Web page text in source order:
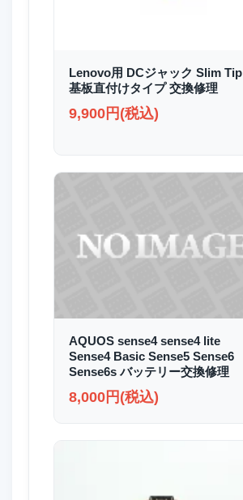
Lenovo用 DCジャック Slim Tip
基板直付けタイプ 交換修理
9,900円(税込)
AQUOS sense4 sense4 lite
Sense4 Basic Sense5 Sense6
Sense6s バッテリー交換修理
8,000円(税込)